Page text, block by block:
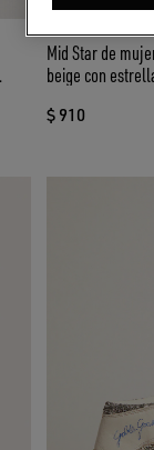
Mid Star de
beige con
$ 910